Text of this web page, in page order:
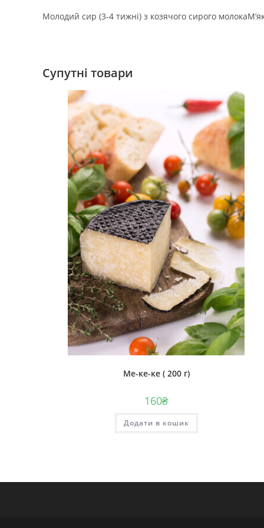
Молодий сир (3-4 тижні) з козячого сирого молока
Супутні товари
Ме-ке-ке ( 200 г)
160₴
Додати в кошик